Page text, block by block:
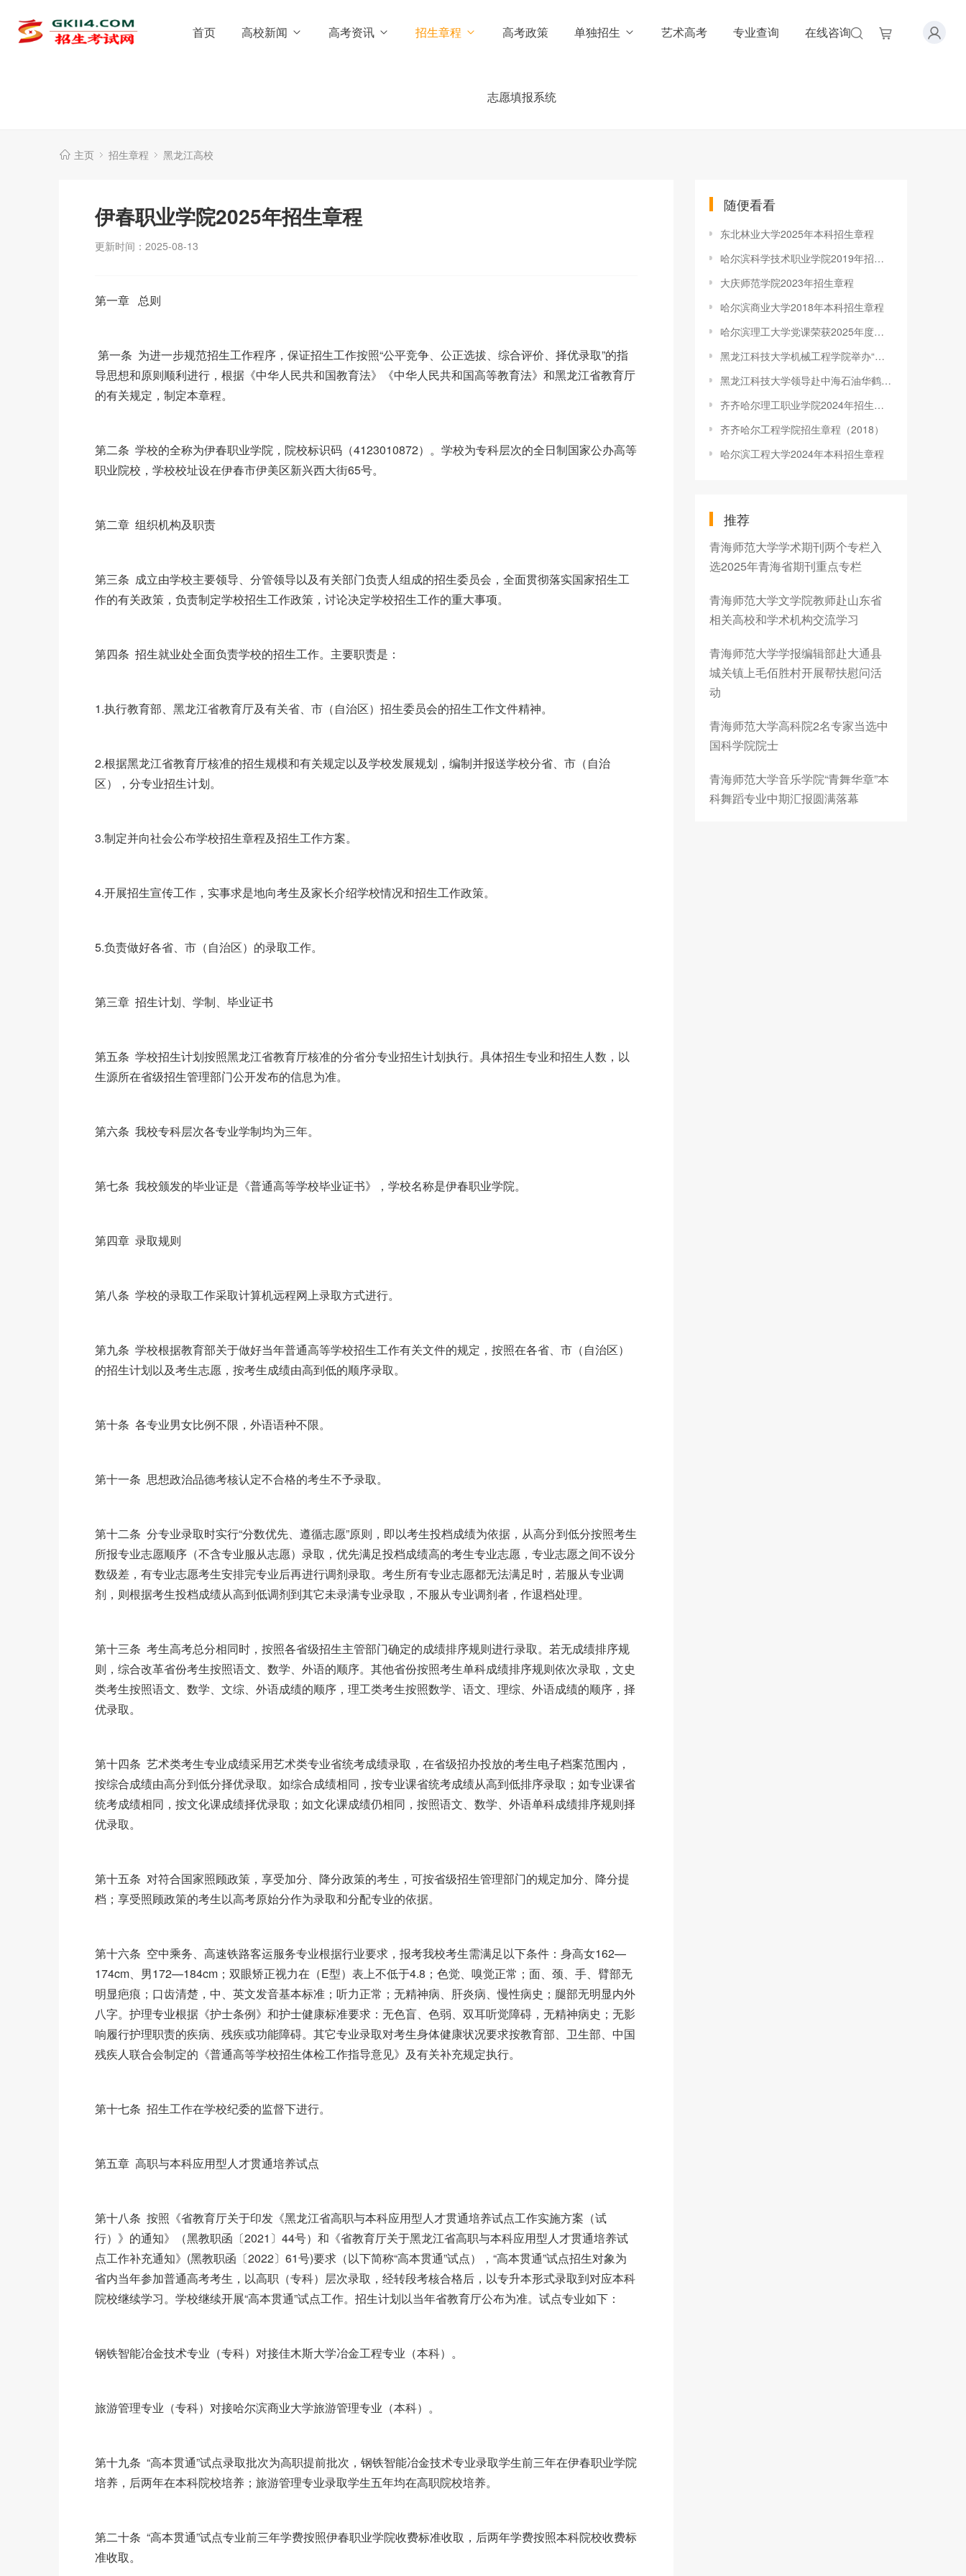
首页 高校新闻 高考资讯 招生章程 高考政策 单独招生 艺术高考 专业查询 在线咨询
志愿填报系统
主页 招生章程 黑龙江高校
伊春职业学院2025年招生章程
更新时间：2025-08-13
第一章 总则
第一条 为进一步规范招生工作程序，保证招生工作按照“公平竞争、公正选拔、综合评价、择优录取”的指
导思想和原则顺利进行，根据《中华人民共和国教育法》《中华人民共和国高等教育法》和黑龙江省教育厅
的有关规定，制定本章程。
第二条 学校的全称为伊春职业学院，院校标识码（4123010872）。学校为专科层次的全日制国家公办高等
职业院校，学校校址设在伊春市伊美区新兴西大街65号。
第二章 组织机构及职责
第三条 成立由学校主要领导、分管领导以及有关部门负责人组成的招生委员会，全面贯彻落实国家招生工
作的有关政策，负责制定学校招生工作政策，讨论决定学校招生工作的重大事项。
第四条 招生就业处全面负责学校的招生工作。主要职责是：
1.执行教育部、黑龙江省教育厅及有关省、市（自治区）招生委员会的招生工作文件精神。
2.根据黑龙江省教育厅核准的招生规模和有关规定以及学校发展规划，编制并报送学校分省、市（自治
区），分专业招生计划。
3.制定并向社会公布学校招生章程及招生工作方案。
4.开展招生宣传工作，实事求是地向考生及家长介绍学校情况和招生工作政策。
5.负责做好各省、市（自治区）的录取工作。
第三章 招生计划、学制、毕业证书
第五条 学校招生计划按照黑龙江省教育厅核准的分省分专业招生计划执行。具体招生专业和招生人数，以
生源所在省级招生管理部门公开发布的信息为准。
第六条 我校专科层次各专业学制均为三年。
第七条 我校颁发的毕业证是《普通高等学校毕业证书》，学校名称是伊春职业学院。
第四章 录取规则
第八条 学校的录取工作采取计算机远程网上录取方式进行。
第九条 学校根据教育部关于做好当年普通高等学校招生工作有关文件的规定，按照在各省、市（自治区）
的招生计划以及考生志愿，按考生成绩由高到低的顺序录取。
第十条 各专业男女比例不限，外语语种不限。
第十一条 思想政治品德考核认定不合格的考生不予录取。
第十二条 分专业录取时实行“分数优先、遵循志愿”原则，即以考生投档成绩为依据，从高分到低分按照考生
所报专业志愿顺序（不含专业服从志愿）录取，优先满足投档成绩高的考生专业志愿，专业志愿之间不设分
数级差，有专业志愿考生安排完专业后再进行调剂录取。考生所有专业志愿都无法满足时，若服从专业调
剂，则根据考生投档成绩从高到低调剂到其它未录满专业录取，不服从专业调剂者，作退档处理。
第十三条 考生高考总分相同时，按照各省级招生主管部门确定的成绩排序规则进行录取。若无成绩排序规
则，综合改革省份考生按照语文、数学、外语的顺序。其他省份按照考生单科成绩排序规则依次录取，文史
类考生按照语文、数学、文综、外语成绩的顺序，理工类考生按照数学、语文、理综、外语成绩的顺序，择
优录取。
第十四条 艺术类考生专业成绩采用艺术类专业省统考成绩录取，在省级招办投放的考生电子档案范围内，
按综合成绩由高分到低分择优录取。如综合成绩相同，按专业课省统考成绩从高到低排序录取；如专业课省
统考成绩相同，按文化课成绩择优录取；如文化课成绩仍相同，按照语文、数学、外语单科成绩排序规则择
优录取。
第十五条 对符合国家照顾政策，享受加分、降分政策的考生，可按省级招生管理部门的规定加分、降分提
档；享受照顾政策的考生以高考原始分作为录取和分配专业的依据。
第十六条 空中乘务、高速铁路客运服务专业根据行业要求，报考我校考生需满足以下条件：身高女162—
174cm、男172—184cm；双眼矫正视力在（E型）表上不低于4.8；色觉、嗅觉正常；面、颈、手、臂部无
明显疤痕；口齿清楚，中、英文发音基本标准；听力正常；无精神病、肝炎病、慢性病史；腿部无明显内外
八字。护理专业根据《护士条例》和护士健康标准要求：无色盲、色弱、双耳听觉障碍，无精神病史；无影
响履行护理职责的疾病、残疾或功能障碍。其它专业录取对考生身体健康状况要求按教育部、卫生部、中国
残疾人联合会制定的《普通高等学校招生体检工作指导意见》及有关补充规定执行。
第十七条 招生工作在学校纪委的监督下进行。
第五章 高职与本科应用型人才贯通培养试点
第十八条 按照《省教育厅关于印发《黑龙江省高职与本科应用型人才贯通培养试点工作实施方案（试
行）》的通知》（黑教职函〔2021〕44号）和《省教育厅关于黑龙江省高职与本科应用型人才贯通培养试
点工作补充通知》(黑教职函〔2022〕61号)要求（以下简称“高本贯通”试点），“高本贯通”试点招生对象为
省内当年参加普通高考考生，以高职（专科）层次录取，经转段考核合格后，以专升本形式录取到对应本科
院校继续学习。学校继续开展“高本贯通”试点工作。招生计划以当年省教育厅公布为准。试点专业如下：
钢铁智能冶金技术专业（专科）对接佳木斯大学冶金工程专业（本科）。
旅游管理专业（专科）对接哈尔滨商业大学旅游管理专业（本科）。
第十九条 “高本贯通”试点录取批次为高职提前批次，钢铁智能冶金技术专业录取学生前三年在伊春职业学院
培养，后两年在本科院校培养；旅游管理专业录取学生五年均在高职院校培养。
第二十条 “高本贯通”试点专业前三年学费按照伊春职业学院收费标准收取，后两年学费按照本科院校收费标
准收取。
随便看看
东北林业大学2025年本科招生章程
哈尔滨科学技术职业学院2019年招生章程
大庆师范学院2023年招生章程
哈尔滨商业大学2018年本科招生章程
哈尔滨理工大学党课荣获2025年度全省“党课开讲啦”精品党课三等奖
黑龙江科技大学机械工程学院举办“做廉洁工匠·建清风机械”廉政专题党课
黑龙江科技大学领导赴中海石油华鹤煤化有限公司开展访企拓岗和产学研合作调研
齐齐哈尔理工职业学院2024年招生章程
齐齐哈尔工程学院招生章程（2018）
哈尔滨工程大学2024年本科招生章程
推荐
青海师范大学学术期刊两个专栏入
选2025年青海省期刊重点专栏
青海师范大学文学院教师赴山东省
相关高校和学术机构交流学习
青海师范大学学报编辑部赴大通县
城关镇上毛佰胜村开展帮扶慰问活
动
青海师范大学高科院2名专家当选中
国科学院院士
青海师范大学音乐学院“青舞华章”本
科舞蹈专业中期汇报圆满落幕